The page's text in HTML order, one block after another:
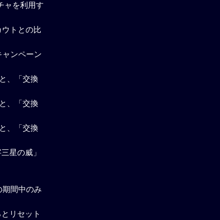
ャを利用す
トとの比
ンペーン
、「交換
、「交換
、「交換
星の威」
間中のみ
リセット